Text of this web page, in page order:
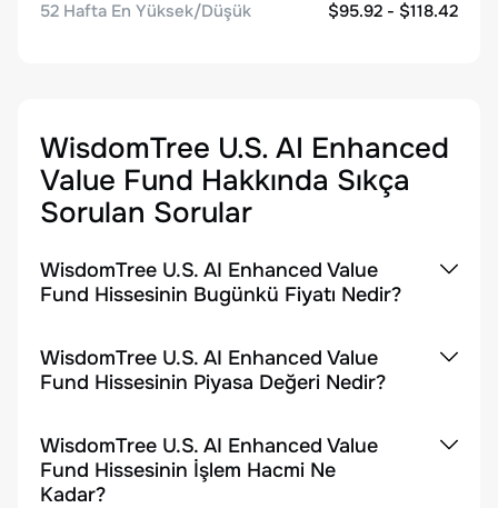
52 Hafta En Yüksek/Düşük $95.92 - $118.42
WisdomTree U.S. AI Enhanced
Value Fund Hakkında Sıkça
Sorulan Sorular
WisdomTree U.S. AI Enhanced Value
Fund Hissesinin Bugünkü Fiyatı Nedir?
WisdomTree U.S. AI Enhanced Value
Fund Hissesinin Piyasa Değeri Nedir?
WisdomTree U.S. AI Enhanced Value
Fund Hissesinin İşlem Hacmi Ne
Kadar?